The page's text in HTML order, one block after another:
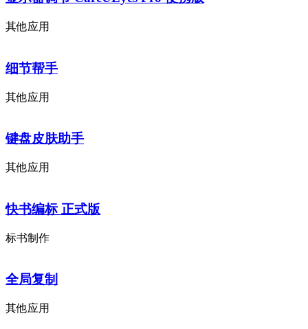
其他应用
细节帮手
其他应用
键盘皮肤助手
其他应用
快书编标 正式版
标书制作
全局复制
其他应用